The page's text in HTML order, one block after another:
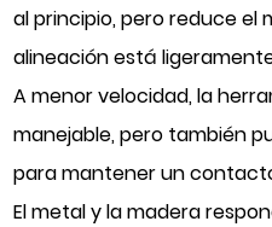
al principio, pero reduce el
alineación está
A menor velocidad, la
manejable, pero también
para mantener un
El metal y la madera